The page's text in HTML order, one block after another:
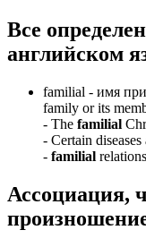
Все
английском
familial - имя
family or its
- The familial
- Certain diseases
- familial
Ассоциация,